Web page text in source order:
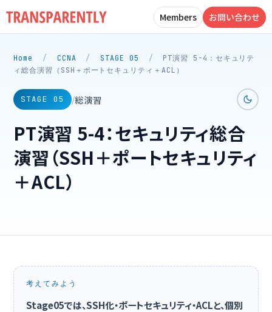
Members お問い合わせ
Home / CCNA / STAGE 05 /
PT演習 5-4：セキュリテ
ィ総合演習（SSH＋ポートセキュリティ＋ACL）
STAGE 05 /総演習
PT演習 5-4：セキュリティ総合
演習（SSH＋ポートセキュリティ
＋ACL）
考えてみよう
Stage05では、SSH化・ポートセキュリティ・ACLと、個別